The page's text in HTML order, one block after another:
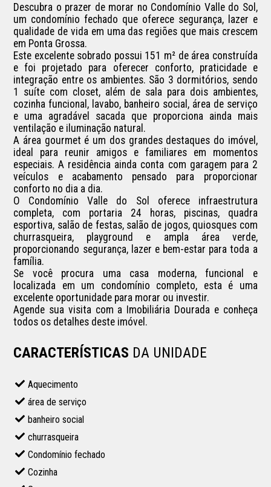
Descubra o prazer de morar no Condomínio Valle do Sol,
um condomínio fechado que oferece segurança, lazer e
qualidade de vida em uma das regiões que mais crescem
em Ponta Grossa.
Este excelente sobrado possui 151 m² de área construída
e foi projetado para oferecer conforto, praticidade e
integração entre os ambientes. São 3 dormitórios, sendo
1 suíte com closet, além de sala para dois ambientes,
cozinha funcional, lavabo, banheiro social, área de serviço
e uma agradável sacada que proporciona ainda mais
ventilação e iluminação natural.
A área gourmet é um dos grandes destaques do imóvel,
ideal para reunir amigos e familiares em momentos
especiais. A residência ainda conta com garagem para 2
veículos e acabamento pensado para proporcionar
conforto no dia a dia.
O Condomínio Valle do Sol oferece infraestrutura
completa, com portaria 24 horas, piscinas, quadra
esportiva, salão de festas, salão de jogos, quiosques com
churrasqueira, playground e ampla área verde,
proporcionando segurança, lazer e bem-estar para toda a
família.
Se você procura uma casa moderna, funcional e
localizada em um condomínio completo, esta é uma
excelente oportunidade para morar ou investir.
Agende sua visita com a Imobiliária Dourada e conheça
todos os detalhes deste imóvel.
CARACTERÍSTICAS DA UNIDADE
Aquecimento
área de serviço
banheiro social
churrasqueira
Condomínio fechado
Cozinha